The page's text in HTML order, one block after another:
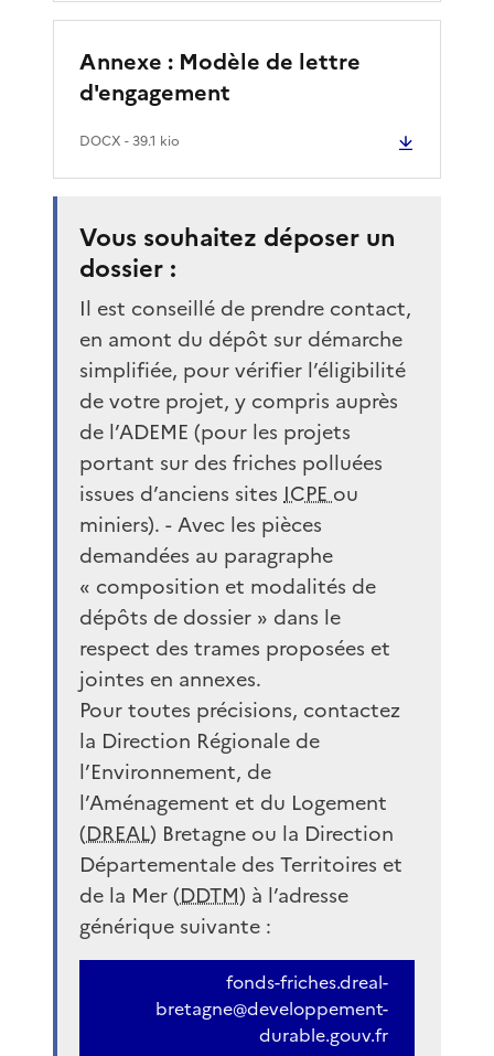
Annexe : Modèle de lettre
d'engagement
DOCX - 39.1 kio
Vous souhaitez déposer un
dossier :
Il est conseillé de prendre contact,
en amont du dépôt sur démarche
simplifiée, pour vérifier l’éligibilité
de votre projet, y compris auprès
de l’ADEME (pour les projets
portant sur des friches polluées
issues d’anciens sites ICPEou
miniers). - Avec les pièces
demandées au paragraphe
« composition et modalités de
dépôts de dossier » dans le
respect des trames proposées et
jointes en annexes.
Pour toutes précisions, contactez
la Direction Régionale de
l’Environnement, de
l’Aménagement et du Logement
(DREAL) Bretagne ou la Direction
Départementale des Territoires et
de la Mer (DDTM) à l’adresse
générique suivante :
fonds-friches.dreal-
bretagne@developpement-
durable.gouv.fr